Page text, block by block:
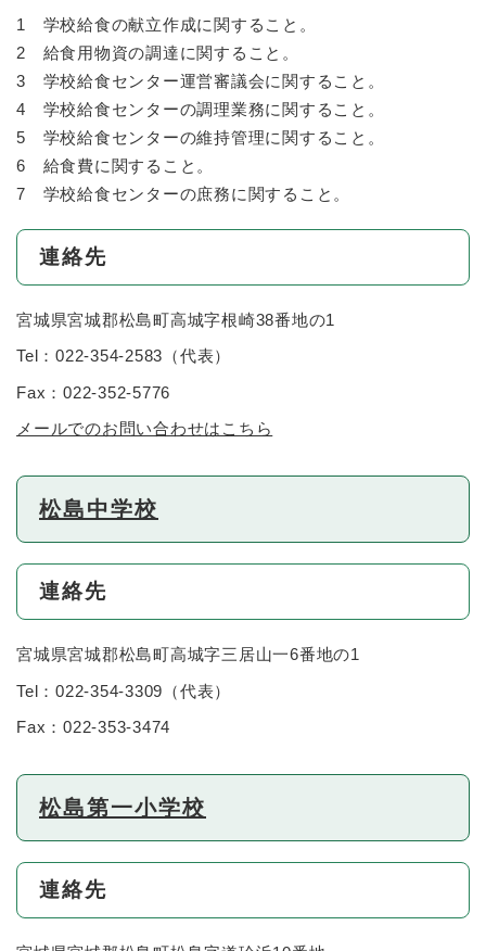
1 学校給食の献立作成に関すること。
2 給食用物資の調達に関すること。
3 学校給食センター運営審議会に関すること。
4 学校給食センターの調理業務に関すること。
5 学校給食センターの維持管理に関すること。
6 給食費に関すること。
7 学校給食センターの庶務に関すること。
連絡先
宮城県宮城郡松島町高城字根崎38番地の1
Tel：022-354-2583 （代表）
Fax：022-352-5776
メールでのお問い合わせはこちら
松島中学校
連絡先
宮城県宮城郡松島町高城字三居山一6番地の1
Tel：022-354-3309 （代表）
Fax：022-353-3474
松島第一小学校
連絡先